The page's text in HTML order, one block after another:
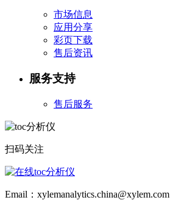
市场信息
应用分享
彩页下载
售后资讯
服务支持
售后服务
扫码关注
Email：xylemanalytics.china@xylem.com